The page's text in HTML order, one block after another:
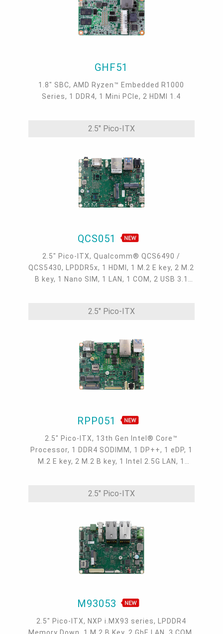
GHF51
1.8" SBC, AMD Ryzen™ Embedded R1000
Series, 1 DDR4, 1 Mini PCIe, 2 HDMI 1.4
2.5" Pico-ITX
QCS051
2.5" Pico-ITX, Qualcomm® QCS6490 /
QCS5430, LPDDR5x, 1 HDMI, 1 M.2 E key, 2 M.2
B key, 1 Nano SIM, 1 LAN, 1 COM, 2 USB 3.1
2.5" Pico-ITX
RPP051
2.5" Pico-ITX, 13th Gen Intel® Core™
Processor, 1 DDR4 SODIMM, 1 DP++, 1 eDP, 1
M.2 E key, 2 M.2 B key, 1 Intel 2.5G LAN, 1
2.5" Pico-ITX
M93053
2.5" Pico-ITX, NXP i.MX93 series, LPDDR4
Memory Down, 1 M.2 B Key, 2 GbE LAN, 3 COM,